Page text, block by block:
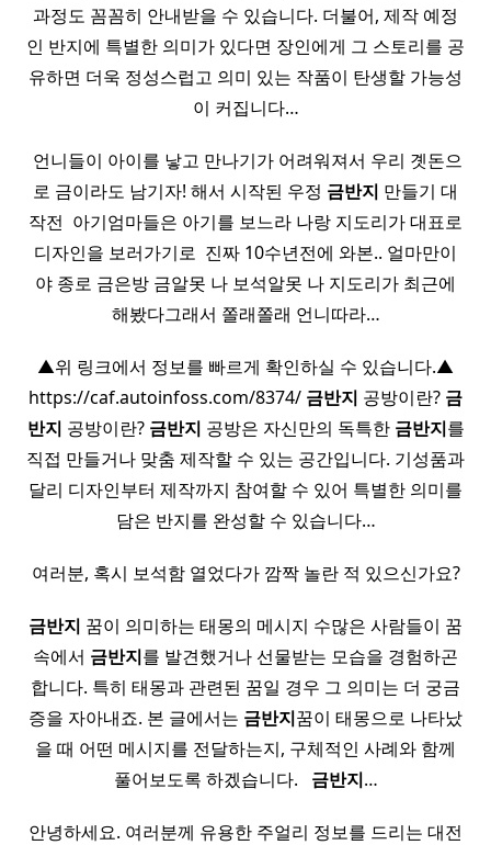
과정도 꼼꼼히 안내받을 수 있습니다. 더불어, 제작 예정
인 반지에 특별한 의미가 있다면 장인에게 그 스토리를 공
유하면 더욱 정성스럽고 의미 있는 작품이 탄생할 가능성
이 커집니다…
​ 언니들이 아이를 낳고 만나기가 어려워져서 우리 곗돈으
로 금이라도 남기자! 해서 시작된 우정 금반지 만들기 대
작전 ​ 아기엄마들은 아기를 보느라 나랑 지도리가 대표로
디자인을 보러가기로 ​ 진짜 10수년전에 와본.. 얼마만이
야 종로 금은방 금알못 나 보석알못 나 지도리가 최근에
해봤다그래서 쫄래쫄래 언니따라…
▲위 링크에서 정보를 빠르게 확인하실 수 있습니다.▲
https://caf.autoinfoss.com/8374/ 금반지 공방이란? 금
반지 공방이란? 금반지 공방은 자신만의 독특한 금반지를
직접 만들거나 맞춤 제작할 수 있는 공간입니다. 기성품과
달리 디자인부터 제작까지 참여할 수 있어 특별한 의미를
담은 반지를 완성할 수 있습니다…
여러분, 혹시 보석함 열었다가 깜짝 놀란 적 있으신가요?
금반지 꿈이 의미하는 태몽의 메시지 수많은 사람들이 꿈
속에서 금반지를 발견했거나 선물받는 모습을 경험하곤
합니다. 특히 태몽과 관련된 꿈일 경우 그 의미는 더 궁금
증을 자아내죠. 본 글에서는 금반지꿈이 태몽으로 나타났
을 때 어떤 메시지를 전달하는지, 구체적인 사례와 함께
풀어보도록 하겠습니다. ​ ​ 금반지…
안녕하세요. 여러분께 유용한 주얼리 정보를 드리는 대전